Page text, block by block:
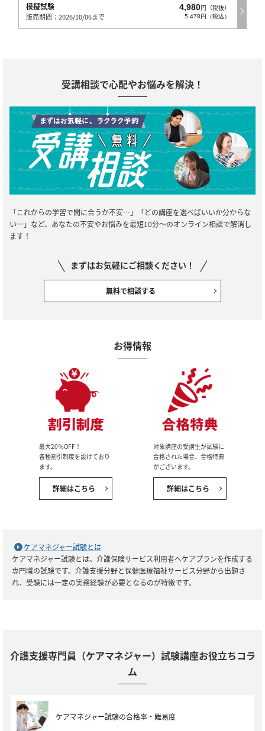
模擬試験
販売期間：2026/10/06まで
4,980円（税抜）
5,478円（税込）
受講相談で心配やお悩みを解決！
「これからの学習で間に合うか不安…」「どの講座を選べばいいか分からな
い…」など、あなたの不安やお悩みを最短10分～のオンライン相談で解消し
ます！
まずはお気軽にご相談ください！
無料で相談する
お得情報
最大20％OFF！
各種割引制度を設けており
ます。
詳細はこちら
対象講座の受講生が試験に
合格された場合、合格特典
がございます。
詳細はこちら
ケアマネジャー試験とは
ケアマネジャー試験とは、介護保険サービス利用者へケアプランを作成する
専門職の試験です。介護支援分野と保健医療福祉サービス分野から出題さ
れ、受験には一定の実務経験が必要となるのが特徴です。
介護支援専門員（ケアマネジャー）試験講座お役立ちコラ
ム
ケアマネジャー試験の合格率・難易度